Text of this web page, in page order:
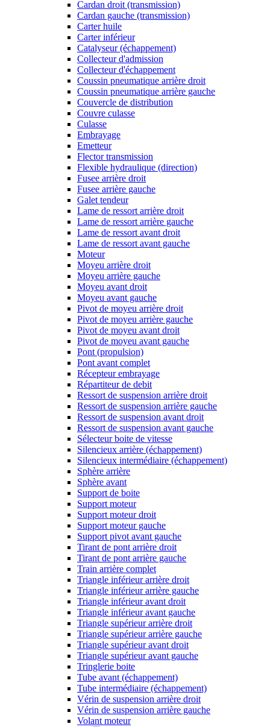
Cardan droit (transmission)
Cardan gauche (transmission)
Carter huile
Carter inférieur
Catalyseur (échappement)
Collecteur d'admission
Collecteur d'échappement
Coussin pneumatique arrière droit
Coussin pneumatique arrière gauche
Couvercle de distribution
Couvre culasse
Culasse
Embrayage
Emetteur
Flector transmission
Flexible hydraulique (direction)
Fusee arrière droit
Fusee arrière gauche
Galet tendeur
Lame de ressort arrière droit
Lame de ressort arrière gauche
Lame de ressort avant droit
Lame de ressort avant gauche
Moteur
Moyeu arrière droit
Moyeu arrière gauche
Moyeu avant droit
Moyeu avant gauche
Pivot de moyeu arrière droit
Pivot de moyeu arrière gauche
Pivot de moyeu avant droit
Pivot de moyeu avant gauche
Pont (propulsion)
Pont avant complet
Récepteur embrayage
Répartiteur de debit
Ressort de suspension arrière droit
Ressort de suspension arrière gauche
Ressort de suspension avant droit
Ressort de suspension avant gauche
Sélecteur boite de vitesse
Silencieux arrière (échappement)
Silencieux intermédiaire (échappement)
Sphère arrière
Sphère avant
Support de boite
Support moteur
Support moteur droit
Support moteur gauche
Support pivot avant gauche
Tirant de pont arrière droit
Tirant de pont arrière gauche
Train arrière complet
Triangle inférieur arrière droit
Triangle inférieur arrière gauche
Triangle inférieur avant droit
Triangle inférieur avant gauche
Triangle supérieur arrière droit
Triangle supérieur arrière gauche
Triangle supérieur avant droit
Triangle supérieur avant gauche
Tringlerie boite
Tube avant (échappement)
Tube intermédiaire (échappement)
Vérin de suspension arrière droit
Vérin de suspension arrière gauche
Volant moteur